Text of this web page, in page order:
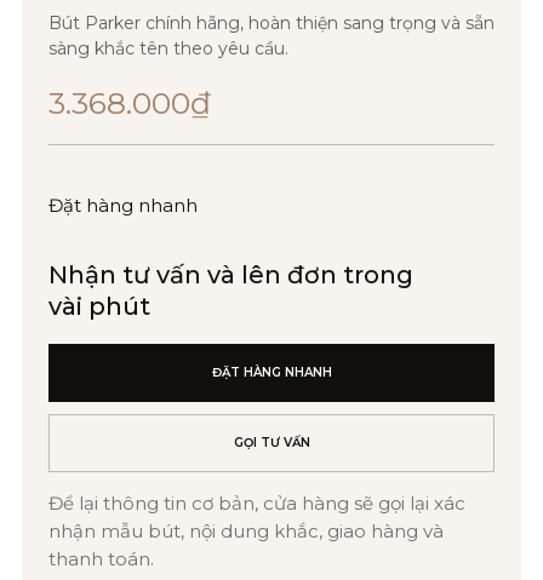
Bút Parker chính hãng, hoàn thiện sang trọng và sẵn
sàng khắc tên theo yêu cầu.
3.368.000₫
Đặt hàng nhanh
Nhận tư vấn và lên đơn trong
vài phút
Để lại thông tin cơ bản, cửa hàng sẽ gọi lại xác
nhận mẫu bút, nội dung khắc, giao hàng và
thanh toán.
ĐẶT HÀNG NHANH
GỌI TƯ VẤN